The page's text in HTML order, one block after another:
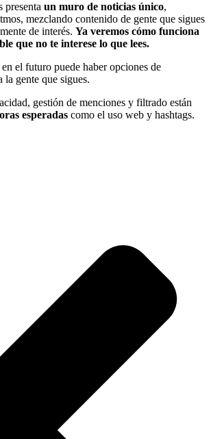
presenta un muro de noticias único,
mezclando contenido de gente que sigues
de interés. Ya veremos cómo funciona
que no te interese lo que lees.
en el futuro puede haber opciones de
la gente que sigues.
gestión de menciones y filtrado están
esperadas como el uso web y hashtags.